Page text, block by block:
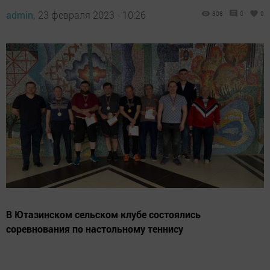
admin, 23 февраля 2023 - 10:26 808 0 0
В Ютазинском сельском клубе состоялись
соревнования по настольному теннису